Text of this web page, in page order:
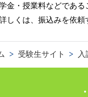
金・授業料などである
しくは、振込みを依頼
> 受験生サイト > 入